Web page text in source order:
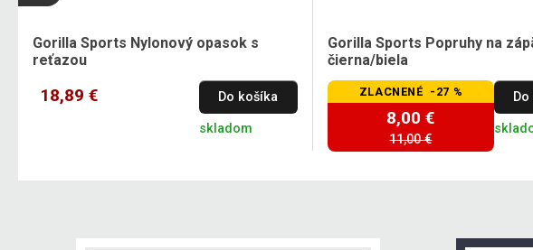
Gorilla Sports Nylonový opasok s
reťazou
18,89 € Do košíka
skladom
Gorilla Sports Popruhy na
čierna/biela
ZLACNENÉ -27 %
8,00 €
11,00 €